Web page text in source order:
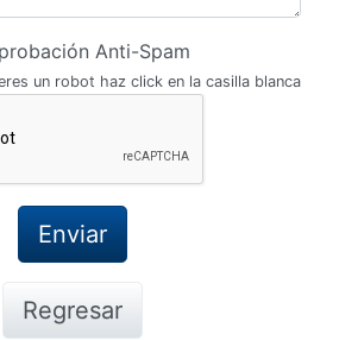
Anti-Spam
un robot haz click en la casilla blanca
Regresar